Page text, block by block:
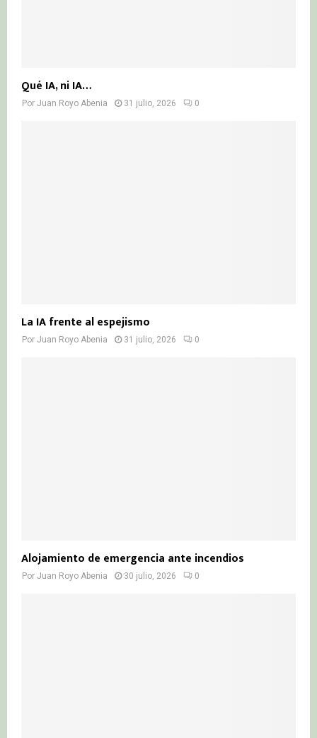
Qué IA, ni IA…
Por Juan Royo Abenia 31 julio, 2026 0
La IA frente al espejismo
Por Juan Royo Abenia 31 julio, 2026 0
Alojamiento de emergencia ante incendios
Por Juan Royo Abenia 30 julio, 2026 0